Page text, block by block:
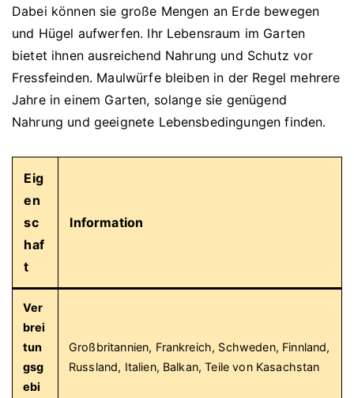
Dabei können sie große Mengen an Erde bewegen
und Hügel aufwerfen. Ihr Lebensraum im Garten
bietet ihnen ausreichend Nahrung und Schutz vor
Fressfeinden. Maulwürfe bleiben in der Regel mehrere
Jahre in einem Garten, solange sie genügend
Nahrung und geeignete Lebensbedingungen finden.
Eig
en
sc
haf
t
Information
Ver
brei
tun
gsg
ebi
Großbritannien, Frankreich, Schweden, Finnland,
Russland, Italien, Balkan, Teile von Kasachstan